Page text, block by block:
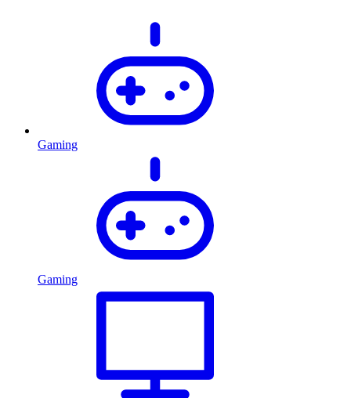
Gaming
Gaming